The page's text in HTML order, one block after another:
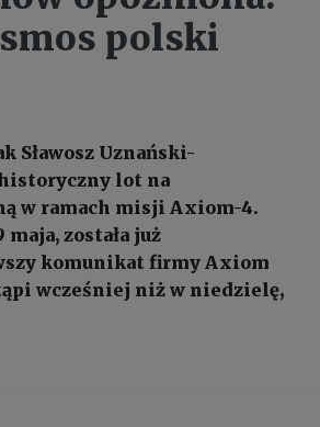
polski
Sławosz Uznański-
lot na
w ramach misji Axiom-4.
została już
komunikat firmy Axiom
wcześniej niż w niedzielę,